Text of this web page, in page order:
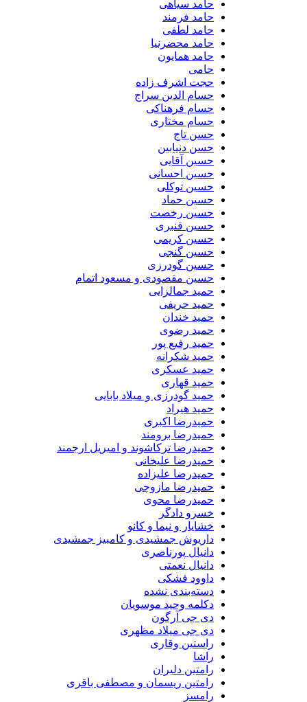
حامد سیاهی
حامد فرمند
حامد لطفی
حامد محضرنیا
حامد همایون
حجت اشرف زاده
حسام الدین سراج
حسام فرهناکی
حسام مختاری
حسن تاج
حسن دنیابین
حسین آقایی
حسین احسانی
حسین توکلی
حسین حماد
حسین رخصت
حسین قنبری
حسین کریمی
حسین گنجی
حسین گودرزی
حسین مقصودی و مسعود اتمام
حمید جمالزایی
حمید حریفی
حمید خندان
حمید رضوی
حمید رفیع پور
حمید شکرانه
حمید عسکری
حمید قهاری
حمید گودرزی و میلاد بابایی
حمید هیراد
حمیدرضا اکبری
حمیدرضا برومند
حمیدرضا ترکاشوند و امیریل ارجمند
حمیدرضا علیخانی
حمیدرضا علیزاده
حمیدرضا مازوچی
حمیدرضا محوی
خسرو دادگر
خشایار و نیما و کانو
داریوش جمشیدی و کامبیز جمشیدی
دانیال پورناصری
دانیال نعمتی
داوود فشکی
دسته‌بندی نشده
دکلمه وحید موسویان
دی جی آرگون
دی جی میلاد مظهری
راستین وقاری
رامتین دلیران
رامتین ریسمان و مصطفی باقری